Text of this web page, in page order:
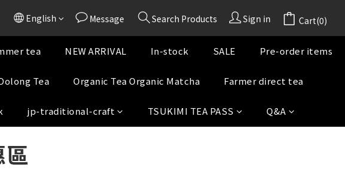
English Message Search Products Sign in Cart(0)
tea NEW ARRIVAL In-stock SALE Pre-order items
Tea Organic Tea Organic Matcha Farmer direct tea
jp-traditional-craft TSUKIMI TEA PASS Q&A
區